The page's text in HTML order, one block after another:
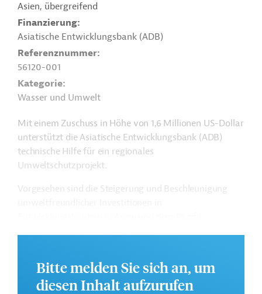
Asien, übergreifend
Finanzierung
Asiatische Entwicklungsbank (ADB)
Referenznummer
56120-001
Kategorie
Wasser und Umwelt
Mit einem Zuschuss in Höhe von 1,6 Millionen US-Dollar
unterstützt die Asiatische Entwicklungsbank (ADB)
technische Hilfe für ein regionales
Umweltschutzprojekt.
Vorgesehen sind die Steigerung und Beschleunigung
Weitere Informationen zu dem geplanten
und im Originaldokument, das zum Download
bereitsteht.
Bitte melden Sie sich an, um
diesen Inhalt aufzurufen